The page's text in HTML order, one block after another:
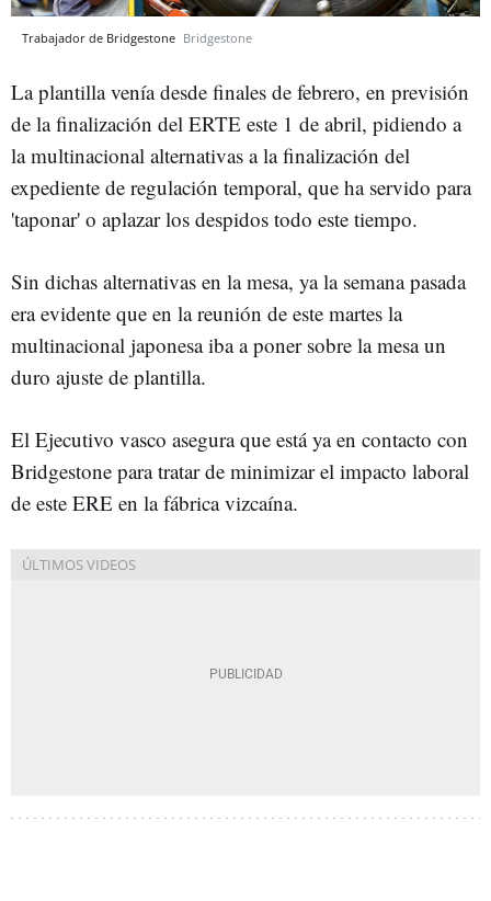
Trabajador de Bridgestone Bridgestone
La plantilla venía desde finales de febrero, en previsión
de la finalización del ERTE este 1 de abril, pidiendo a
la multinacional alternativas a la finalización del
expediente de regulación temporal, que ha servido para
'taponar' o aplazar los despidos todo este tiempo.
Sin dichas alternativas en la mesa, ya la semana pasada
era evidente que en la reunión de este martes la
multinacional japonesa iba a poner sobre la mesa un
duro ajuste de plantilla.
El Ejecutivo vasco asegura que está ya en contacto con
Bridgestone para tratar de minimizar el impacto laboral
de este ERE en la fábrica vizcaína.